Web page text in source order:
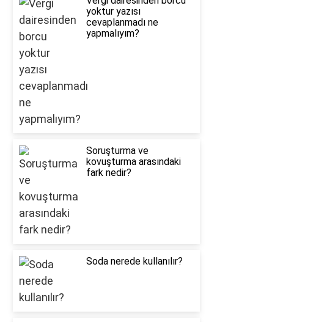
yoktur yazısı
cevaplanmadı ne
yapmalıyım?
Soruşturma ve
kovuşturma arasındaki
fark nedir?
Soda nerede kullanılır?